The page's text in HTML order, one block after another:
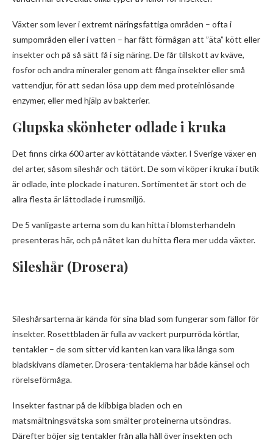
Växter som lever i extremt näringsfattiga områden – ofta i
sumpområden eller i vatten – har fått förmågan att ”äta” kött eller
insekter och på så sätt få i sig näring. De får tillskott av kväve,
fosfor och andra mineraler genom att fånga insekter eller små
vattendjur, för att sedan lösa upp dem med proteinlösande
enzymer, eller med hjälp av bakterier.
Glupska skönheter odlade i kruka
Det finns cirka 600 arter av köttätande växter. I Sverige växer en
del arter, såsom sileshår och tätört. De som vi köper i kruka i butik
är odlade, inte plockade i naturen. Sortimentet är stort och de
allra flesta är lättodlade i rumsmiljö.
De 5 vanligaste arterna som du kan hitta i blomsterhandeln
presenteras här, och på nätet kan du hitta flera mer udda växter.
Sileshår (Drosera)
Sileshårsarterna är kända för sina blad som fungerar som fällor för
insekter. Rosettbladen är fulla av vackert purpurröda körtlar,
tentakler – de som sitter vid kanten kan vara lika långa som
bladskivans diameter. Drosera-tentaklerna har både känsel och
rörelseförmåga.
Insekter fastnar på de klibbiga bladen och en
matsmältningsvätska som smälter proteinerna utsöndras.
Därefter böjer sig tentakler från alla håll över insekten och